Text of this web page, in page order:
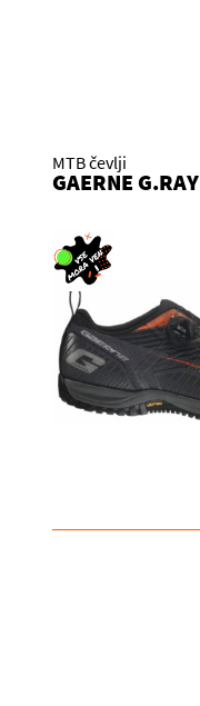
MTB čevlji
GAERNE G.RAY